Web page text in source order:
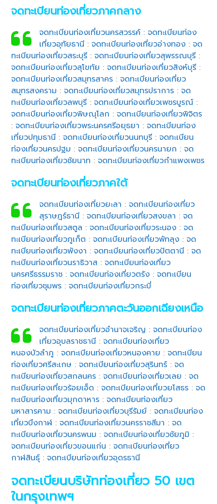
จดทะเบียนท่องเที่ยวภาคกลาง
จดทะเบียนท่องเที่ยวนครสวรรค์: จดทะเบียนท่อง
เที่ยวอุทัยธานี: จดทะเบียนท่องเที่ยวอ่างทอง: จด
ทะเบียนท่องเที่ยวสระบุรี :จดทะเบียนท่องเที่ยวสุพรรณบุรี :
จดทะเบียนท่องเที่ยวสุโขทัย :จดทะเบียนท่องเที่ยวสิงห์บุรี :
จดทะเบียนท่องเที่ยวสมุทรสาคร :จดทะเบียนท่องเที่ยว
สมุทรสงคราม :จดทะเบียนท่องเที่ยวสมุทรปราการ :จด
ทะเบียนท่องเที่ยวลพบุรี :จดทะเบียนท่องเที่ยวเพชรบูรณ์ :
จดทะเบียนท่องเที่ยวพิษณุโลก :จดทะเบียนท่องเที่ยวพิจิตร
:จดทะเบียนท่องเที่ยวพระนครศรีอยุธยา :จดทะเบียนท่อง
เที่ยวปทุมธานี :จดทะเบียนท่องเที่ยวนนทบุรี :จดทะเบียน
ท่องเที่ยวนครปฐม :จดทะเบียนท่องเที่ยวนครนายก :จด
ทะเบียนท่องเที่ยวชัยนาท :จดทะเบียนท่องเที่ยวกำแพงเพชร
จดทะเบียนท่องเที่ยวภาคใต้
จดทะเบียนท่องเที่ยวยะลา : จดทะเบียนท่องเที่ยว
สุราษฎร์ธานี: จดทะเบียนท่องเที่ยวสงขลา : จด
ทะเบียนท่องเที่ยวสตูล :จดทะเบียนท่องเที่ยวระนอง :จด
ทะเบียนท่องเที่ยวภูเก็ต :จดทะเบียนท่องเที่ยวพัทลุง :จด
ทะเบียนท่องเที่ยวพังงา :จดทะเบียนท่องเที่ยวปัตตานี :จด
ทะเบียนท่องเที่ยวนราธิวาส :จดทะเบียนท่องเที่ยว
นครศรีธรรมราช :จดทะเบียนท่องเที่ยวตรัง :จดทะเบียน
ท่องเที่ยวชุมพร :จดทะเบียนท่องเที่ยวกระบี่
จดทะเบียนท่องเที่ยวภาคตะวันออกเฉียงเหนือ
จดทะเบียนท่องเที่ยวอำนาจเจริญ : จดทะเบียนท่อง
เที่ยวอุบลราชธานี: จดทะเบียนท่องเที่ยว
หนองบัวลำภู :จดทะเบียนท่องเที่ยวหนองคาย :จดทะเบียน
ท่องเที่ยวศรีสะเกษ :จดทะเบียนท่องเที่ยวสุรินทร์ :จด
ทะเบียนท่องเที่ยวสกลนคร :จดทะเบียนท่องเที่ยวเลย :จด
ทะเบียนท่องเที่ยวร้อยเอ็ด :จดทะเบียนท่องเที่ยวยโสธร :จด
ทะเบียนท่องเที่ยวมุกดาหาร :จดทะเบียนท่องเที่ยว
มหาสารคาม :จดทะเบียนท่องเที่ยวบุรีรัมย์ :จดทะเบียนท่อง
เที่ยวบึงกาฬ :จดทะเบียนท่องเที่ยวนครราชสีมา :จด
ทะเบียนท่องเที่ยวนครพนม :จดทะเบียนท่องเที่ยวชัยภูมิ :
จดทะเบียนท่องเที่ยวขอนแก่น :จดทะเบียนท่องเที่ยว
กาฬสินธุ์ :จดทะเบียนท่องเที่ยวอุดรธานี
จดทะเบียนบริษัทท่องเที่ยว 50 เขต
ในกรุงเทพฯ